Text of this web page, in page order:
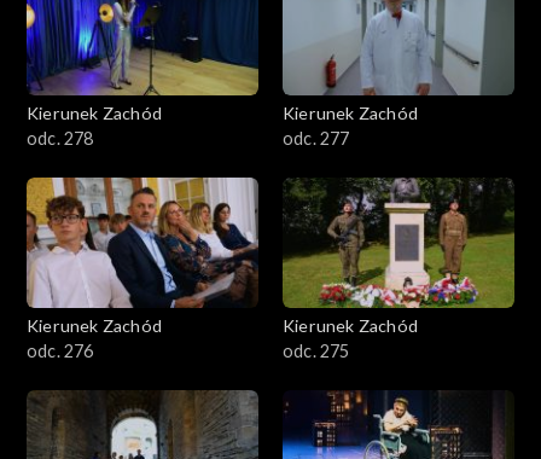
Kierunek Zachód
odc. 278
Kierunek Zachód
odc. 277
Kierunek Zachód
odc. 276
Kierunek Zachód
odc. 275